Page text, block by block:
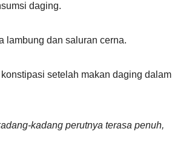
daging.
lambung dan saluran cerna.
setelah makan daging dalam
kadang perutnya terasa penuh,